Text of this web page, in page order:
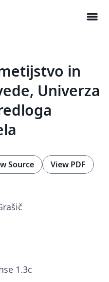
menu
in
Univerza
Source View PDF
1.3c